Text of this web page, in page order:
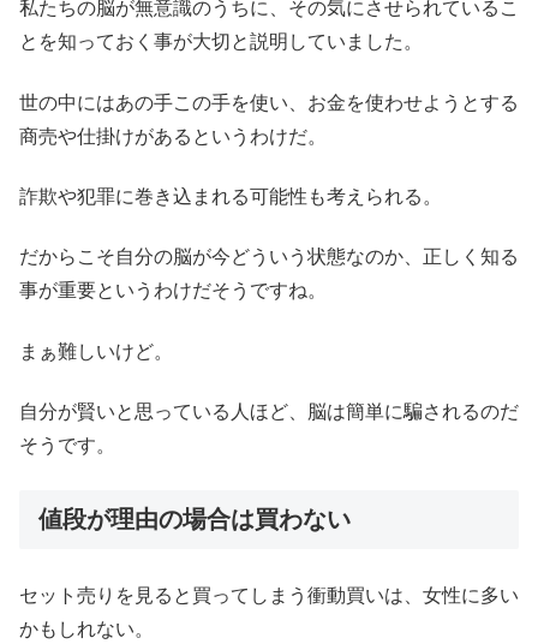
私たちの脳が無意識のうちに、その気にさせられているこ
とを知っておく事が大切と説明していました。
世の中にはあの手この手を使い、お金を使わせようとする
商売や仕掛けがあるというわけだ。
詐欺や犯罪に巻き込まれる可能性も考えられる。
だからこそ自分の脳が今どういう状態なのか、正しく知る
事が重要というわけだそうですね。
まぁ難しいけど。
自分が賢いと思っている人ほど、脳は簡単に騙されるのだ
そうです。
値段が理由の場合は買わない
セット売りを見ると買ってしまう衝動買いは、女性に多い
かもしれない。